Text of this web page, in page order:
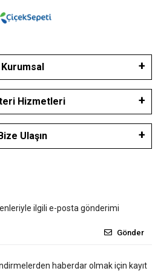
Kurumsal
Hizmetleri
Ulaşın
ilgili e-posta gönderimi
Gönder
haberdar olmak için kayıt